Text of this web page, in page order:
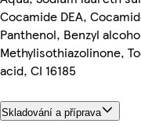
Cocamide DEA,
Panthenol, Benzyl
Methylisothiazolinone,
acid, CI 16185
Skladování a příprava